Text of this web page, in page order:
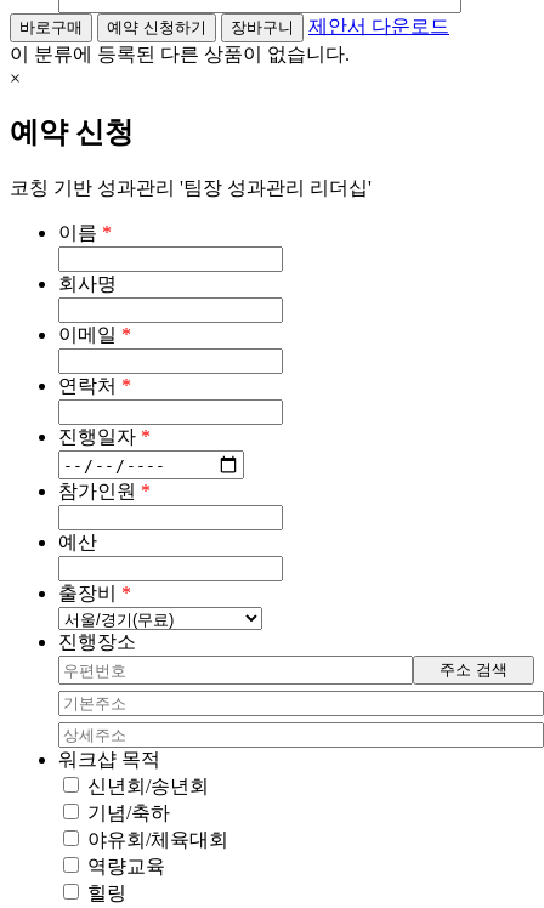
바로구매 예약 신청하기 장바구니
제안서 다운로드
이 분류에 등록된 다른 상품이 없습니다.
×
예약 신청
코칭 기반 성과관리 '팀장 성과관리 리더십'
이름 *
회사명
이메일 *
연락처 *
진행일자 *
참가인원 *
예산
출장비 *
진행장소
주소 검색
워크샵 목적
신년회/송년회
기념/축하
야유회/체육대회
역량교육
힐링